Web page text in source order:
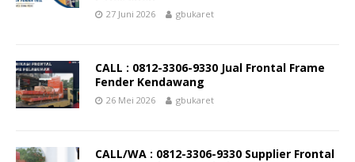
27 Juni 2026 gbukaret
CALL : 0812-3306-9330 Jual Frontal Frame
Fender Kendawang
26 Mei 2026 gbukaret
CALL/WA : 0812-3306-9330 Supplier Frontal